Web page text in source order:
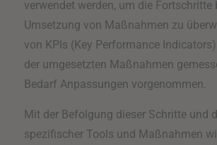
verwendet werden, um die Fortschritte
Umsetzung von Maßnahmen zu
von KPIs (Key Performance
der umgesetzten Maßnahmen
Bedarf Anpassungen vorgenommen.
Mit der Befolgung dieser Schritte und
spezifischer Tools und Maßnahmen